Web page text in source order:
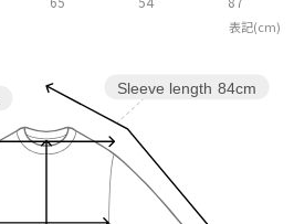
表記(cm)
Sleeve length 84cm